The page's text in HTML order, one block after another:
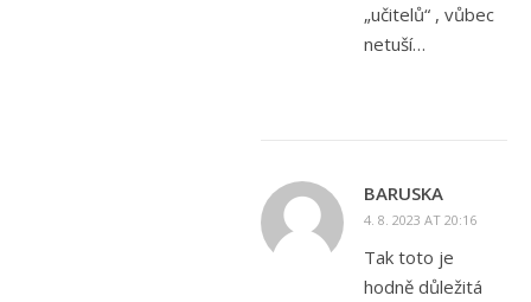
„učitelů“ , vůbec
netuší…
BARUSKA
4. 8. 2023 AT 20:16
Tak toto je
hodně důležitá